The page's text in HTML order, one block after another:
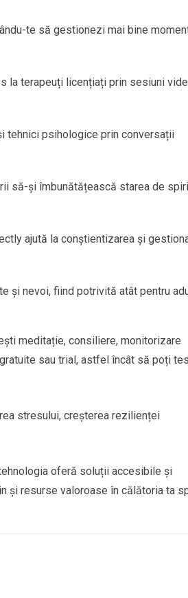
te să gestionezi mai bine
la terapeuți licențiați prin sesiuni
tehnici psihologice prin conversații
să-și îmbunătățească starea de
ajută la conștientizarea și
și nevoi, fiind potrivită atât pentru
meditație, consiliere, monitorizare
sau trial, astfel încât să poți
stresului, creșterea rezilienței
oferă soluții accesibile și
și resurse valoroase în călătoria ta